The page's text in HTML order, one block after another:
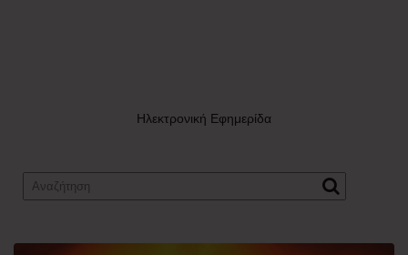
Ηλεκτρονική Εφημερίδα